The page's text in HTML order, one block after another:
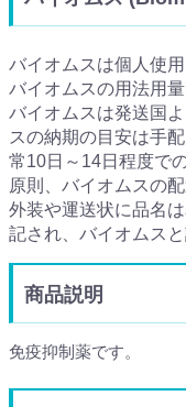
バイオムスは個人使
バイオムスの用法用
バイオムスは発送国
スの納期の目安は手
常10日～14日程度で
原則、バイオムスの
外装や運送状に品名
記され、バイオムスと
商品説明
免疫抑制薬です。